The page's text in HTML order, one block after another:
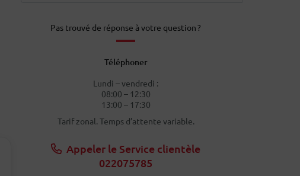
Pas trouvé de réponse à votre question ?
Téléphoner
Lundi – vendredi :
08:00 – 12:30
13:00 – 17:30
Tarif zonal. Temps d’attente variable.
Appeler le Service clientèle
022075785